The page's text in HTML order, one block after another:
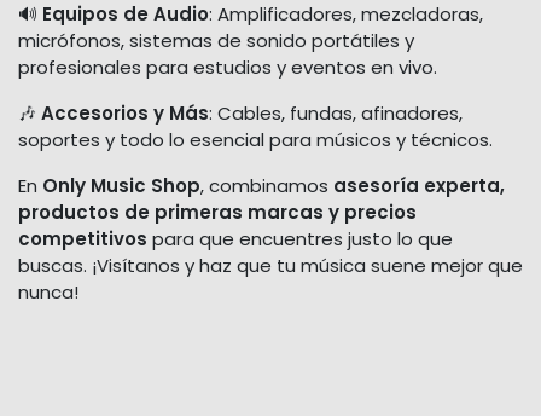
🔊 Equipos de Audio: Amplificadores, mezcladoras,
micrófonos, sistemas de sonido portátiles y
profesionales para estudios y eventos en vivo.
🎶 Accesorios y Más: Cables, fundas, afinadores,
soportes y todo lo esencial para músicos y técnicos.
En Only Music Shop, combinamos asesoría experta,
productos de primeras marcas y precios
competitivos para que encuentres justo lo que
buscas. ¡Visítanos y haz que tu música suene mejor que
nunca!